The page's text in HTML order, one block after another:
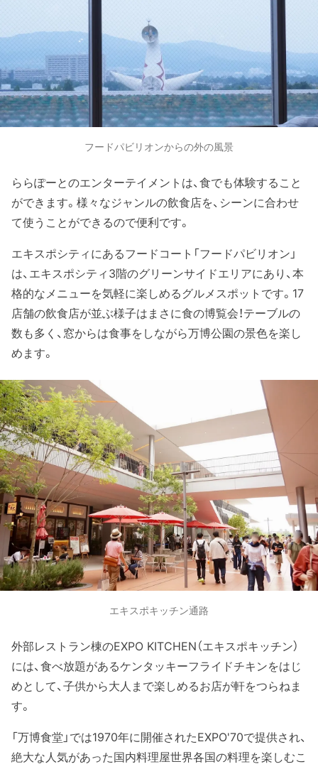
フードパビリオンからの外の風景
ららぽーとのエンターテイメントは、食でも体験すること
ができます。様々なジャンルの飲食店を、シーンに合わせ
て使うことができるので便利です。
エキスポシティにあるフードコート「フードパビリオン」
は、エキスポシティ3階のグリーンサイドエリアにあり、本
格的なメニューを気軽に楽しめるグルメスポットです。17
店舗の飲食店が並ぶ様子はまさに食の博覧会！テーブルの
数も多く、窓からは食事をしながら万博公園の景色を楽し
めます。
エキスポキッチン通路
外部レストラン棟のEXPO KITCHEN（エキスポキッチン）
には、食べ放題があるケンタッキーフライドチキンをはじ
めとして、子供から大人まで楽しめるお店が軒をつらねま
す。
「万博食堂」では1970年に開催されたEXPO'70で提供され、
絶大な人気があった国内料理屋世界各国の料理を楽しむこ